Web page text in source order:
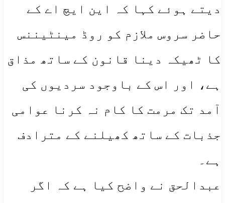
دیتے ہوئے کہا کہ این ایچ اے کے
حاضر سروس ملازم کو روڈ مینٹیننس
کا ٹھیکہ دینا قانون کے ساتھ مذاق
ہے، اور اس کے باوجود سردیوں کی
آمد تک مرمت کا کام نہ کرنا عوامی
جذبات کے ساتھ کھیلنے کے مترادف
ہے۔
عبدالحق نے واضح کیا ہے کہ اگر